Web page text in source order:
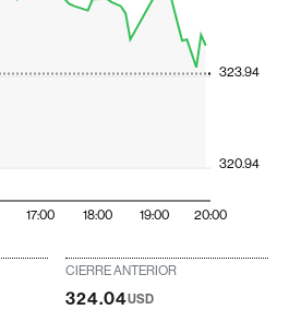
17:00 18:00 19:00 20:00
320.94
323.94
CIERRE ANTERIOR
324.04USD